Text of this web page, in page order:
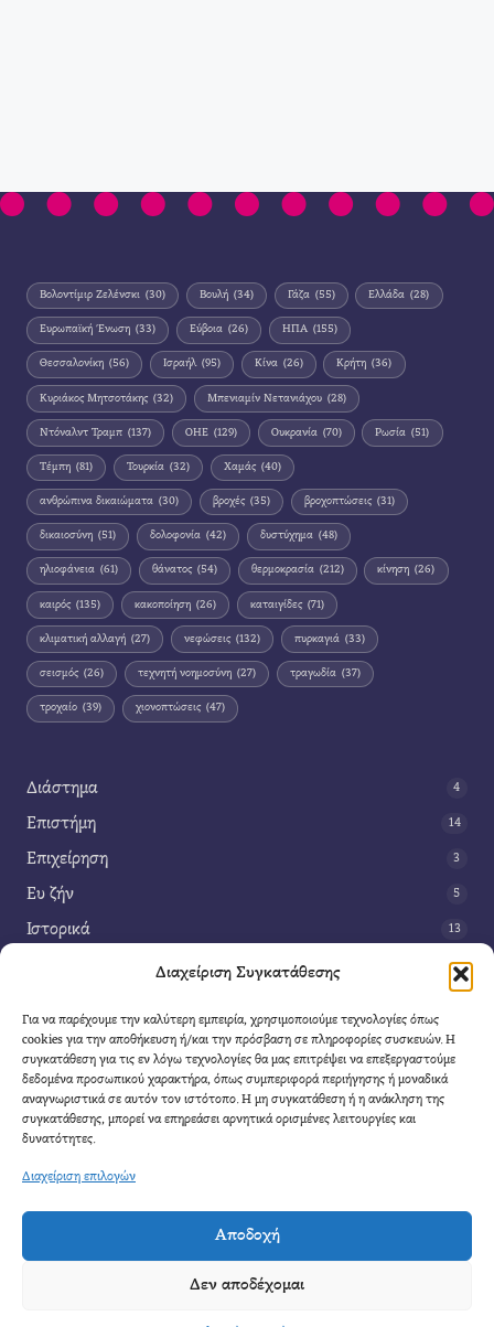
Διαχείριση Συγκατάθεσης
Για να παρέχουμε την καλύτερη εμπειρία, χρησιμοποιούμε τεχνολογίες όπως
cookies για την αποθήκευση ή/και την πρόσβαση σε πληροφορίες συσκευών. Η
συγκατάθεση για τις εν λόγω τεχνολογίες θα μας επιτρέψει να επεξεργαστούμε
δεδομένα προσωπικού χαρακτήρα, όπως συμπεριφορά περιήγησης ή μοναδικά
αναγνωριστικά σε αυτόν τον ιστότοπο. Η μη συγκατάθεση ή η ανάκληση της
συγκατάθεσης, μπορεί να επηρεάσει αρνητικά ορισμένες λειτουργίες και
δυνατότητες.
Διαχείριση επιλογών
Αποδοχή
Δεν αποδέχομαι
Βολοντίμιρ Ζελένσκι (30) Βουλή (34) Γάζα (55) Ελλάδα (28)
Ευρωπαϊκή Ένωση (33) Εύβοια (26) ΗΠΑ (155)
Θεσσαλονίκη (56) Ισραήλ (95) Κίνα (26) Κρήτη (36)
Κυριάκος Μητσοτάκης (32) Μπενιαμίν Νετανιάχου (28)
Ντόναλντ Τραμπ (137) ΟΗΕ (129) Ουκρανία (70) Ρωσία (51)
Τέμπη (81) Τουρκία (32) Χαμάς (40)
ανθρώπινα δικαιώματα (30) βροχές (35) βροχοπτώσεις (31)
δικαιοσύνη (51) δολοφονία (42) δυστύχημα (48)
ηλιοφάνεια (61) θάνατος (54) θερμοκρασία (212) κίνηση (26)
καιρός (135) κακοποίηση (26) καταιγίδες (71)
κλιματική αλλαγή (27) νεφώσεις (132) πυρκαγιά (33)
σεισμός (26) τεχνητή νοημοσύνη (27) τραγωδία (37)
τροχαίο (39) χιονοπτώσεις (47)
Διάστημα 4
Επιστήμη 14
Επιχείρηση 3
Ευ ζήν 5
Ιστορικά 13
42
Τέχνη 3
Τεχνολογία
Υγεία
Φαντασία
Επικοινωνία